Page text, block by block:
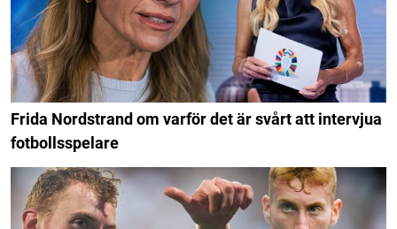
Frida Nordstrand om varför det är svårt att intervjua
fotbollsspelare